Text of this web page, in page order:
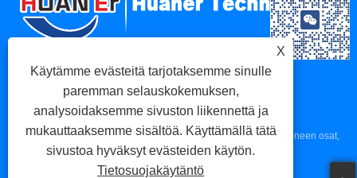
Copyright © 2023 Xiamen Huaner Technology Co., Ltd - CNC-koneen osat,
CNC-työstöosat, painevaluosat - Kaikki oikeudet pidätetään.
X
Käytämme evästeitä tarjotaksemme sinulle
paremman selauskokemuksen,
analysoidaksemme sivuston liikennettä ja
mukauttaaksemme sisältöä. Käyttämällä tätä
sivustoa hyväksyt evästeiden käytön.
Tietosuojakäytäntö